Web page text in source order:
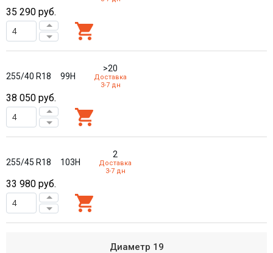
35 290 руб.
255/40 R18 99H
>20
Доставка
3-7 дн
38 050 руб.
255/45 R18 103H
2
Доставка
3-7 дн
33 980 руб.
Диаметр 19